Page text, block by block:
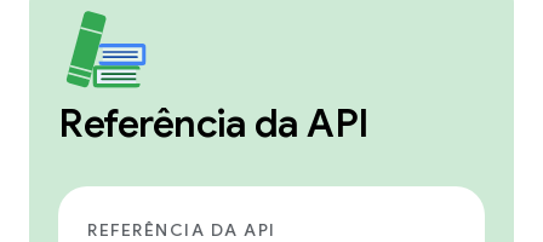
Referência da API
REFERÊNCIA DA API